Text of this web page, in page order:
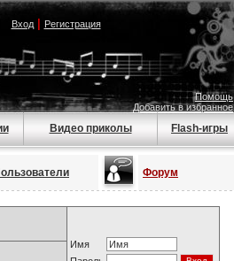
Вход| Регистрация
Помощь
Добавить в избранное
Видео приколы Flash-игры
Форум
Имя